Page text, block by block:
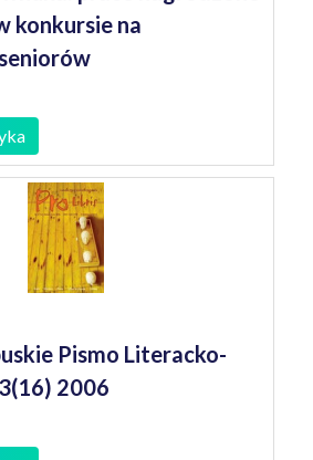
konkursie na
Pismo Literacko-
2006